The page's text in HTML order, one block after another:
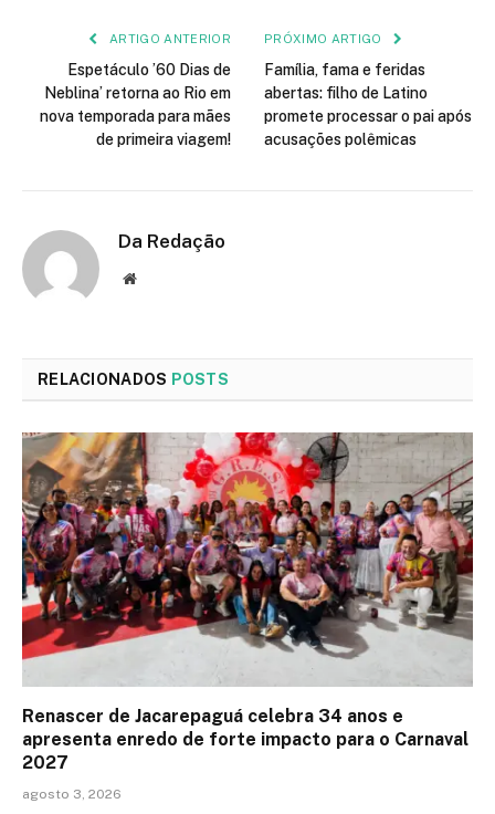
ARTIGO ANTERIOR
Espetáculo ’60 Dias de
Neblina’ retorna ao Rio em
nova temporada para mães
de primeira viagem!
PRÓXIMO ARTIGO
Família, fama e feridas
abertas: filho de Latino
promete processar o pai após
acusações polêmicas
Da Redação
Site
RELACIONADOS POSTS
Renascer de Jacarepaguá celebra 34 anos e
apresenta enredo de forte impacto para o Carnaval
2027
agosto 3, 2026